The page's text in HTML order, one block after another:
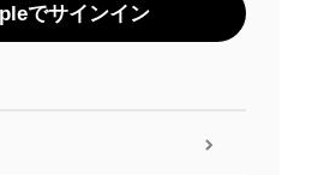
でサインイン